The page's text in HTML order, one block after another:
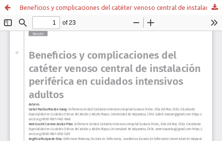
Beneficios y complicaciones del catéter venoso central de instalación periférica en cuidados intensivos adultos